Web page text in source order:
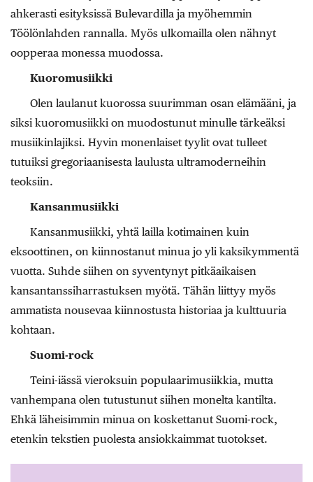
ahkerasti esityksissä Bulevardilla ja myöhemmin
Töölönlahden rannalla. Myös ulkomailla olen nähnyt
oopperaa monessa muodossa.
Kuoromusiikki
Olen laulanut kuorossa suurimman osan elämääni, ja
siksi kuoromusiikki on muodostunut minulle tärkeäksi
musiikinlajiksi. Hyvin monenlaiset tyylit ovat tulleet
tutuiksi gregoriaanisesta laulusta ultramoderneihin
teoksiin.
Kansanmusiikki
Kansanmusiikki, yhtä lailla kotimainen kuin
eksoottinen, on kiinnostanut minua jo yli kaksikymmentä
vuotta. Suhde siihen on syventynyt pitkäaikaisen
kansantanssiharrastuksen myötä. Tähän liittyy myös
ammatista nousevaa kiinnostusta historiaa ja kulttuuria
kohtaan.
Suomi-rock
Teini-iässä vieroksuin populaarimusiikkia, mutta
vanhempana olen tutustunut siihen monelta kantilta.
Ehkä läheisimmin minua on koskettanut Suomi-rock,
etenkin tekstien puolesta ansiokkaimmat tuotokset.